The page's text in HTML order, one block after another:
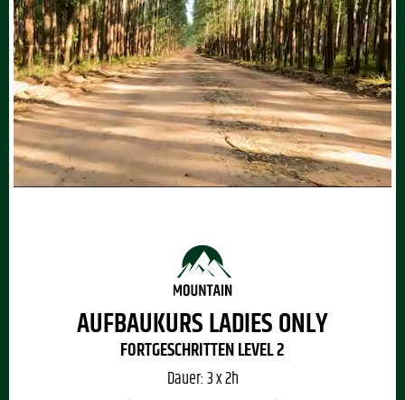
AUFBAUKURS LADIES ONLY
FORTGESCHRITTEN LEVEL 2
Dauer:3 x 2h